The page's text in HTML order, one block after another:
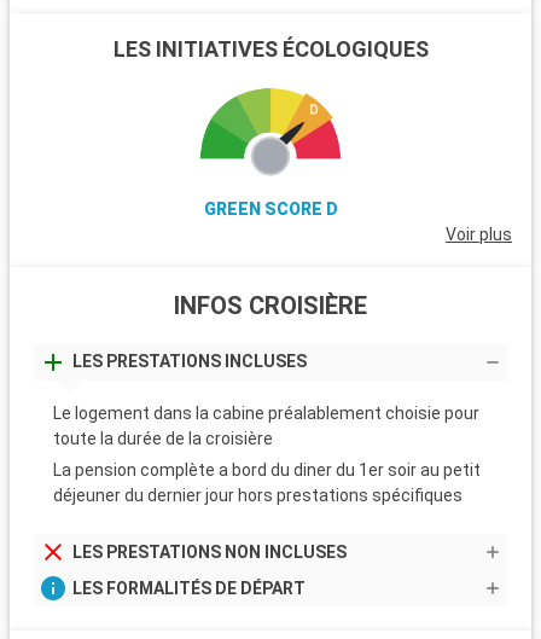
LES INITIATIVES ÉCOLOGIQUES
GREEN SCORE D
Voir plus
INFOS CROISIÈRE
LES PRESTATIONS INCLUSES
Le logement dans la cabine préalablement choisie pour
toute la durée de la croisière
La pension complète a bord du diner du 1er soir au petit
déjeuner du dernier jour hors prestations spécifiques
LES PRESTATIONS NON INCLUSES
LES FORMALITÉS DE DÉPART